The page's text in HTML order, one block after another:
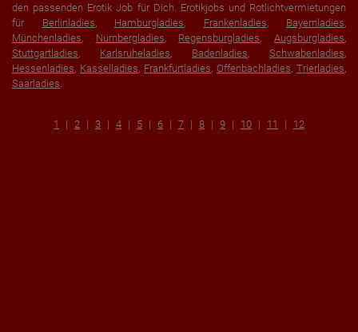
den passenden Erotik Job für Dich. Erotikjobs und Rotlichtvermietungen
für Berlinladies Hamburgladies Frankenladies Bayernladies
Münchenladies
Nürnbergladies Regensburgladies ,Augsburgladies
Stuttgartladies
Karlsruheladies Badenladies Schwabenladies
Hessenladies Kasselladies Frankfurtladies Offenbachladies Trierladies
Saarladies
1 2 3 4 5 6 7 8 9 10 11 12